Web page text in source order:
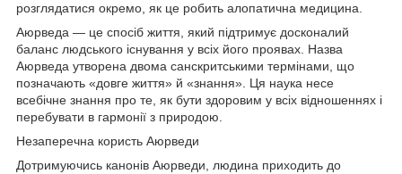
розглядатися окремо, як це робить алопатична медицина.
Аюрведа — це спосіб життя, який підтримує досконалий
баланс людського існування у всіх його проявах. Назва
Аюрведа утворена двома санскритськими термінами, що
позначають «довге життя» й «знання». Ця наука несе
всебічне знання про те, як бути здоровим у всіх відношеннях і
перебувати в гармонії з природою.
Незаперечна користь Аюрведи
Дотримуючись канонів Аюрведи, людина приходить до